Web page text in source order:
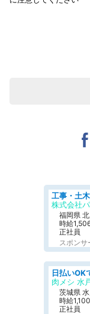
株式会社
福岡県
時給
正社員
スポンサ
肉メシ 水
茨城県
時給
正社員